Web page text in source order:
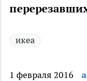
икеа
1 февраля 2016